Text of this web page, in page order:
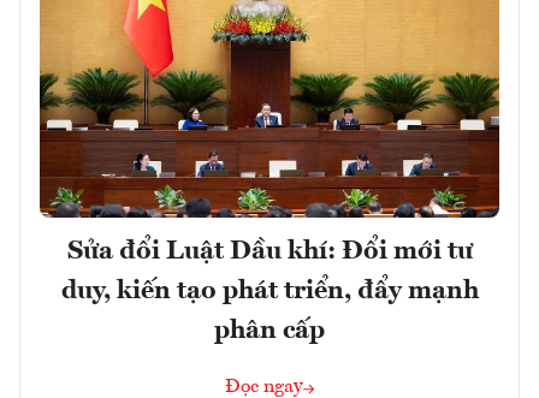
Sửa đổi Luật Dầu khí: Đổi mới tư
duy, kiến tạo phát triển, đẩy mạnh
phân cấp
Đọc ngay